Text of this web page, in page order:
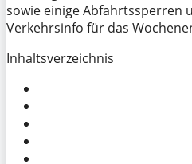
sowie einige Abfahrtssperren
Verkehrsinfo für das
Inhaltsverzeichnis